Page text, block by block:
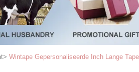
> Wintape Gepersonaliseerde Inch Lange